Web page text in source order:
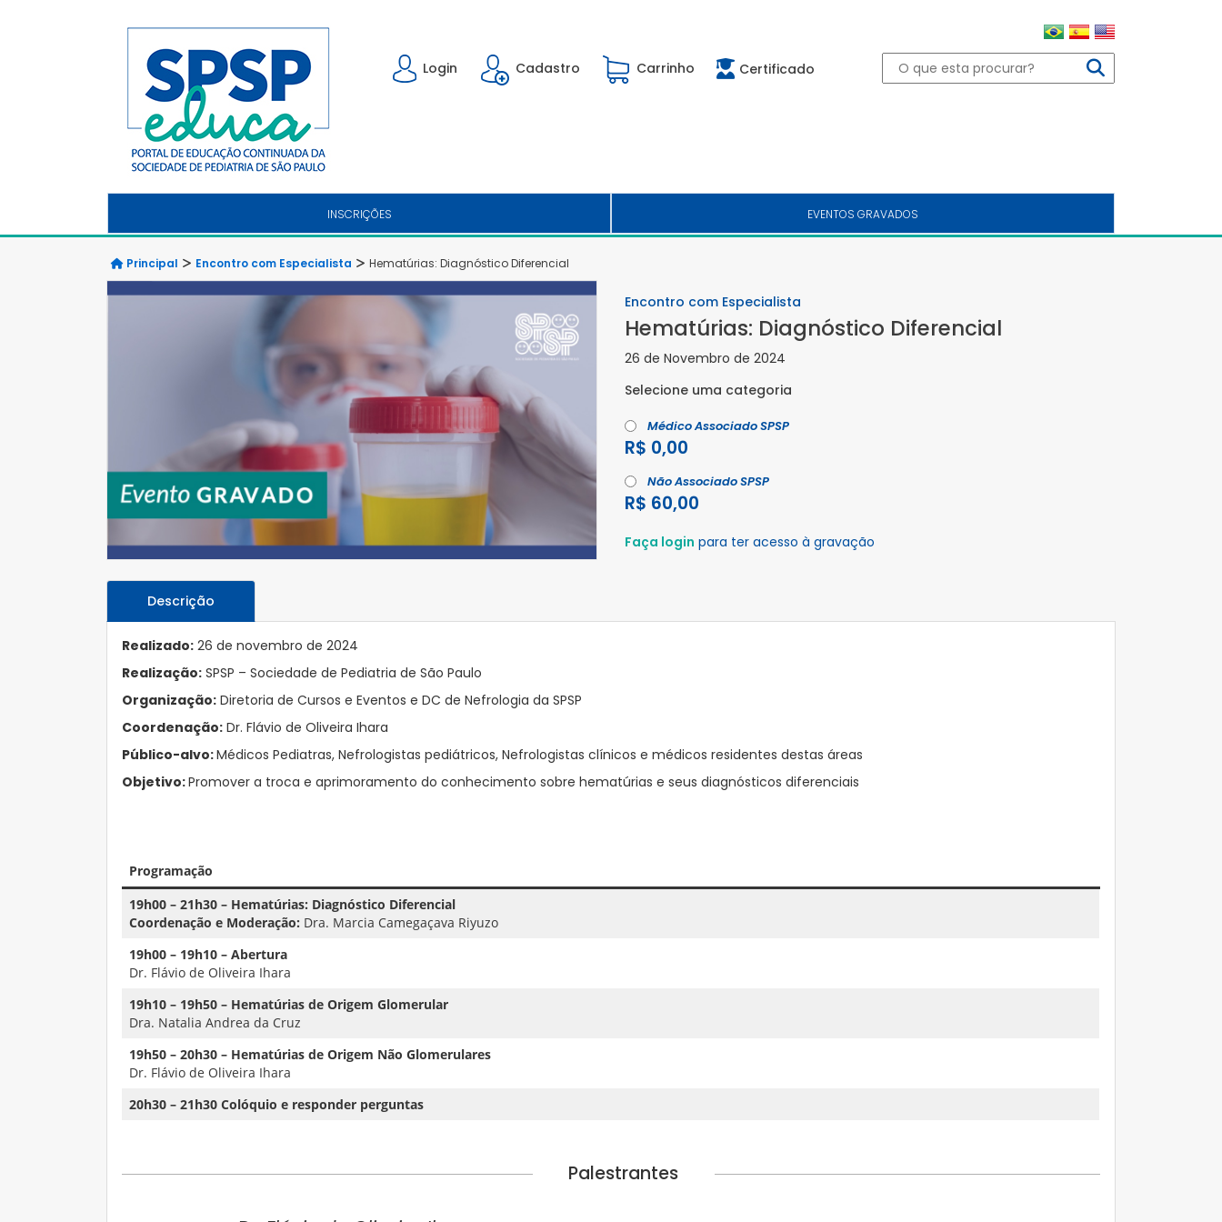
Login Cadastro Carrinho Certificado
INSCRIÇÕES EVENTOS GRAVADOS
Principal Encontro com Especialista Hematúrias: Diagnóstico Diferencial
Encontro com Especialista
Hematúrias: Diagnóstico Diferencial
26 de Novembro de 2024
Selecione uma categoria
Médico Associado SPSP
R$ 0,00
Não Associado SPSP
R$ 60,00
Faça login para ter acesso à gravação
Descrição
Realizado: 26 de novembro de 2024
Realização: SPSP – Sociedade de Pediatria de São Paulo
Organização: Diretoria de Cursos e Eventos e DC de Nefrologia da SPSP
Coordenação: Dr. Flávio de Oliveira Ihara
Público-alvo:Médicos Pediatras, Nefrologistas pediátricos, Nefrologistas clínicos e médicos residentes destas áreas
Objetivo:Promover a troca e aprimoramento do conhecimento sobre hematúrias e seus diagnósticos diferenciais
Programação
19h00 – 21h30 – Hematúrias: Diagnóstico Diferencial
Coordenação e Moderação: Dra. Marcia Camegaçava Riyuzo
19h00 – 19h10 – Abertura
Dr. Flávio de Oliveira Ihara
19h10 – 19h50 – Hematúrias de Origem Glomerular
Dra. Natalia Andrea da Cruz
19h50 – 20h30 – Hematúrias de Origem Não Glomerulares
Dr. Flávio de Oliveira Ihara
20h30 – 21h30 Colóquio e responder perguntas
Palestrantes